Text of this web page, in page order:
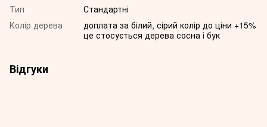
Тип
Стандартні
Колір дерева
доплата за білий, сірий колір до ціни +15%
це стосується дерева сосна і бук
Відгуки